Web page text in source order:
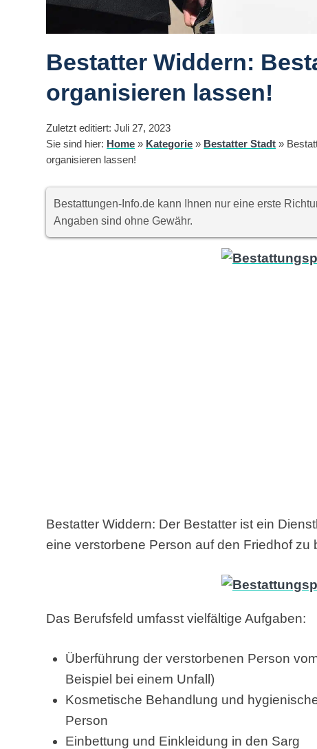
Bestatter Widdern:
organisieren lassen!
Zuletzt editiert: Juli 27, 2023
Sie sind hier: Home » Kategorie » Bestatter Stadt »
organisieren lassen!
Bestattungen-Info.de kann Ihnen nur eine erste
Angaben sind ohne Gewähr.
Bestatter Widdern: Der Bestatter ist ein
eine verstorbene Person auf den Friedhof zu
Das Berufsfeld umfasst vielfältige Aufgaben:
Überführung der verstorbenen Person
Beispiel bei einem Unfall)
Kosmetische Behandlung und
Person
Einbettung und Einkleidung in den Sarg